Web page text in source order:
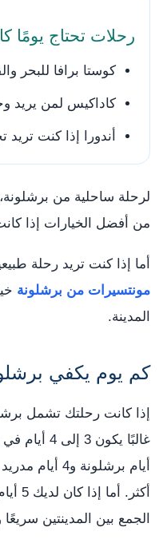
رحلات تحتاج يومًا
كوستا برافا للبحر
كاداكيس لمن يريد
أندورا إذا كنت
لرحلة ساحلية من
من أفضل الخيارات إذا كانت مدة
أما إذا كنت تريد رحلة
مونتسيرات من برشلونة
المدينة.
كم يوم يكفي
إذا كانت رحلتك تشمل
أيام برشلونة
الجمع بين المدينتين